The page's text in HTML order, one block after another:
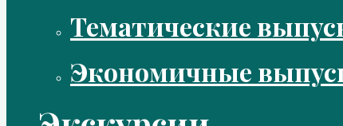
Тематические
Экономичные